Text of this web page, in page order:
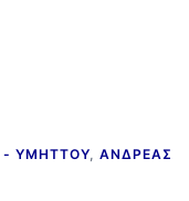
- ΥΜΗΤΤΟΎ ΑΝΔΡΈΑΣ